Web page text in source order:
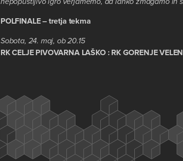
POLFINALE – tretja tekma
Sobota, 24. maj, ob 20.15
RK CELJE PIVOVARNA LAŠKO : RK GORENJE